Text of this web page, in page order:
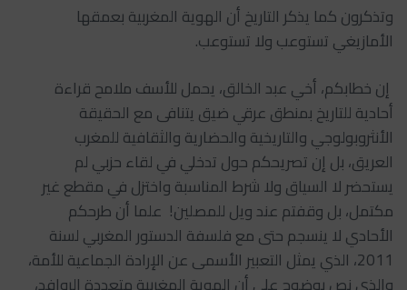
‏‎وتذكرون كما يذكر التاريخ أن الهوية المغربية بعمقها
الأمازيغي تستوعب ولا تستوعب.
‏‎ إن خطابكم، أخي عبد الخالق، يحمل للأسف ملامح قراءة
أحادية للتاريخ بمنطق عرقي ضيق يتنافى مع الحقيقة
الأنثروبولوجي والتاريخية والحضارية والثقافية للمغرب
العريق، بل إن تصريحكم حول تدخلي في لقاء حزبي لم
يستحضر لا السياق ولا شرط المناسبة واختزل في مقطع غير
مكتمل، بل وقفتم عند ويل للمصلين! علما أن طرحكم
الأحادي لا ينسجم حتى مع فلسفة الدستور المغربي لسنة
2011، الذي يمثل التعبير الأسمى عن الإرادة الجماعية للأمة،